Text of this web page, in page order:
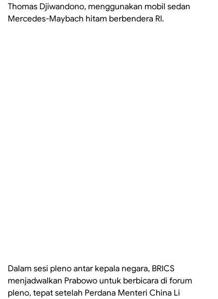
Thomas Djiwandono, menggunakan mobil sedan
Mercedes-Maybach hitam berbendera RI.
Dalam sesi pleno antar kepala negara, BRICS
menjadwalkan Prabowo untuk berbicara di forum
pleno, tepat setelah Perdana Menteri China Li